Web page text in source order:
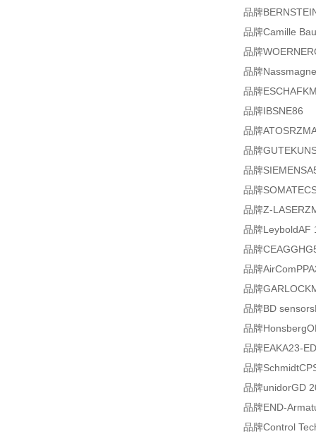
品牌
品牌Camille
品牌
品牌
品牌
品牌IBSNE86
品牌
品牌
品牌
品牌
品牌Z-
品牌LeyboldAF
品牌
品牌
品牌
品牌BD
品牌
品牌EAKA23-
品牌
品牌unidorGD
品牌END-
品牌Control